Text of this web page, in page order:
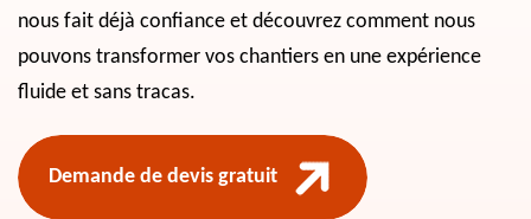
nous fait déjà confiance et découvrez comment nous
pouvons transformer vos chantiers en une expérience
fluide et sans tracas.
Demande de devis gratuit